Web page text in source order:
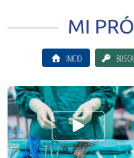
INICIO
Ver el